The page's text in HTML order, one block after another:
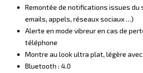
Remontée de notifications issues du
emails, appels, réseaux sociaux …)
Alerte en mode vibreur en cas de
téléphone
Montre au look ultra plat, légère
Bluetooth : 4.0